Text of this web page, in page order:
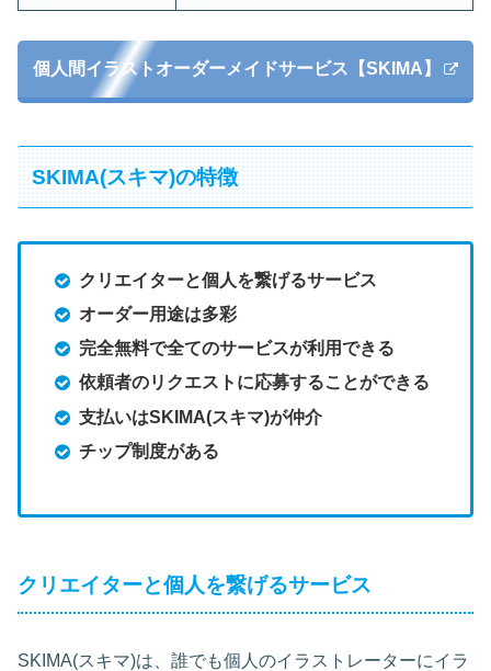
個人間イラストオーダーメイドサービス【SKIMA】
SKIMA(スキマ)の特徴
クリエイターと個人を繋げるサービス
オーダー用途は多彩
完全無料で全てのサービスが利用できる
依頼者のリクエストに応募することができる
支払いはSKIMA(スキマ)が仲介
チップ制度がある
クリエイターと個人を繋げるサービス
SKIMA(スキマ)は、誰でも個人のイラストレーターにイラ